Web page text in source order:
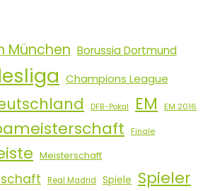
München Borussia Dortmund
Champions League
DFB-Pokal EM EM 2016
Finale
Meisterschaft
Real Madrid Spiele Spieler